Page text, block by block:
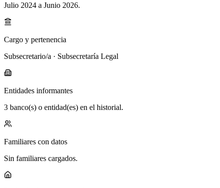
Julio 2024 a Junio 2026.
Cargo y pertenencia
Subsecretario/a · Subsecretaría Legal
Entidades informantes
3 banco(s) o entidad(es) en el historial.
Familiares con datos
Sin familiares cargados.